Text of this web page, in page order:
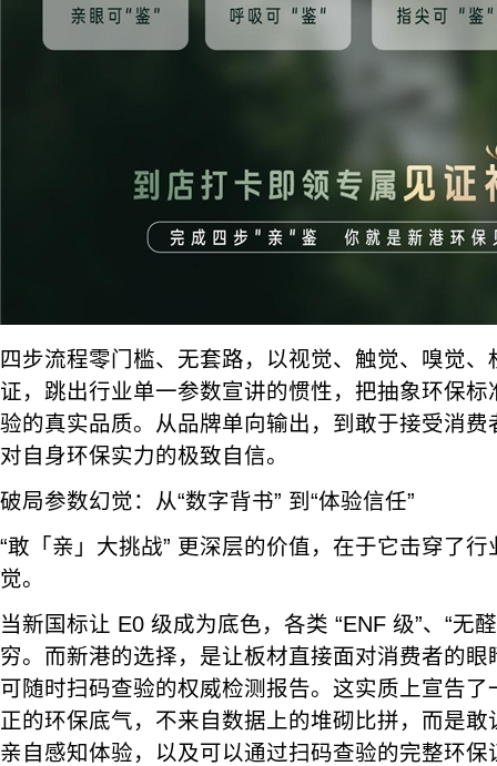
四步流程零门槛、无套路，以视觉、触觉、嗅觉
证，跳出行业单一参数宣讲的惯性，把抽象环保
验的真实品质。从品牌单向输出，到敢于接受消
对自身环保实力的极致自信。
破局参数幻觉：从“数字背书” 到“体验信任”
“敢「亲」大挑战” 更深层的价值，在于它击穿了
觉。
当新国标让 E0 级成为底色，各类 “ENF 级”、“无
穷。而新港的选择，是让板材直接面对消费者的
可随时扫码查验的权威检测报告。这实质上宣告
正的环保底气，不来自数据上的堆砌比拼，而是
亲自感知体验，以及可以通过扫码查验的完整环保